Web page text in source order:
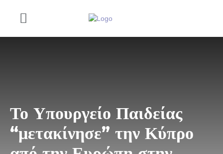
Το Υπουργείο Παιδείας
“μετακίνησε” την Κύπρο